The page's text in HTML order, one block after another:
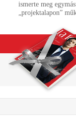
ismerte meg
„projektalapon”